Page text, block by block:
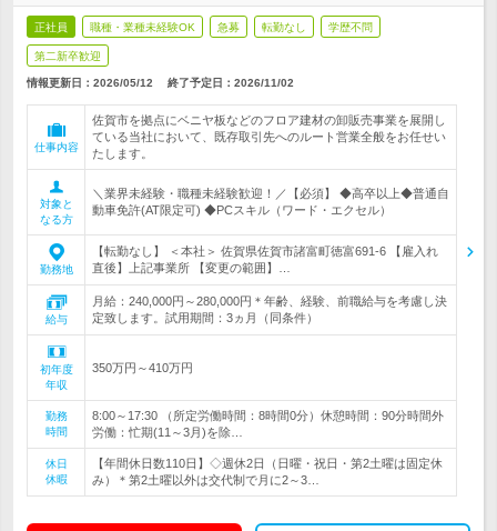
正社員 職種・業種未経験OK 急募 転勤なし 学歴不問
第二新卒歓迎
情報更新日：2026/05/12 終了予定日： 2026/11/02
仕事内容
佐賀市を拠点にベニヤ板などのフロア建材の卸販売事業を展開し
ている当社において、既存取引先へのルート営業全般をお任せい
たします。
対象と
なる方
＼業界未経験・職種未経験歓迎！／【必須】 ◆高卒以上◆普通自
動車免許(AT限定可) ◆PCスキル（ワード・エクセル）
勤務地
【転勤なし】 ＜本社＞ 佐賀県佐賀市諸富町徳富691-6 【雇入れ
直後】上記事業所 【変更の範囲】…
給与
月給：240,000円～280,000円＊年齢、経験、前職給与を考慮し決
定致します。試用期間：3ヵ月（同条件）
初年度
年収
350万円～410万円
勤務
時間
8:00～17:30 （所定労働時間：8時間0分）休憩時間：90分時間外
労働：忙期(11～3月)を除…
休日
休暇
【年間休日数110日】◇週休2日（日曜・祝日・第2土曜は固定休
み）＊第2土曜以外は交代制で月に2～3…